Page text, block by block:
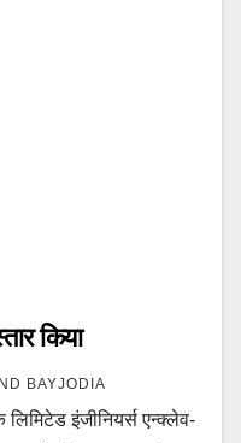
किया
BAYJODIA
इंजीनियर्स एन्क्लेव-